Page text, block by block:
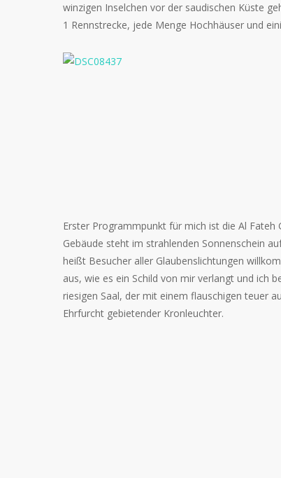
winzigen Inselchen vor der saudischen Küste
1 Rennstrecke, jede Menge Hochhäuser und
Erster Programmpunkt für mich ist die Al
Gebäude steht im strahlenden Sonnenschein
heißt Besucher aller Glaubenslichtungen
aus, wie es ein Schild von mir verlangt und ich
riesigen Saal, der mit einem flauschigen teuer
Ehrfurcht gebietender Kronleuchter.